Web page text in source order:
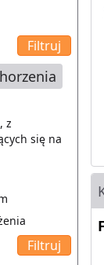
z
się na